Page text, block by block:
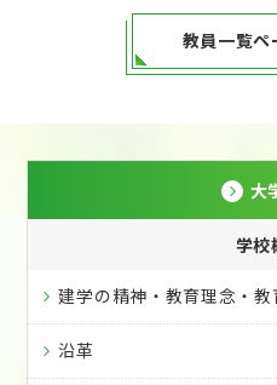
教員一覧ペ
大
学校
建学の精神・教育理念・教
沿革